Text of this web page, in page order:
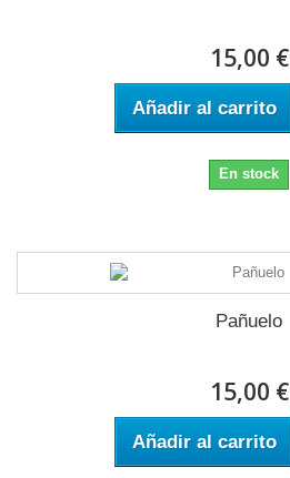
15,00 €
Añadir al carrito
En stock
Pañuelo
15,00 €
Añadir al carrito